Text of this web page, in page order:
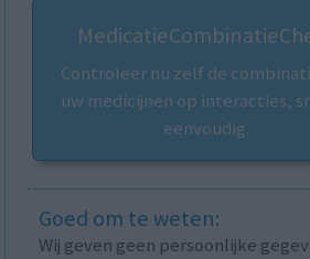
Controleer nu zelf de
uw medicijnen op interacties,
eenvoudig.
Goed om te weten:
Wij geven geen persoonlijke